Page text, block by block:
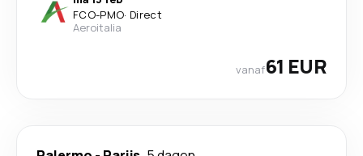
FCO-PMO· Direct
Aeroitalia
vanaf61 EUR